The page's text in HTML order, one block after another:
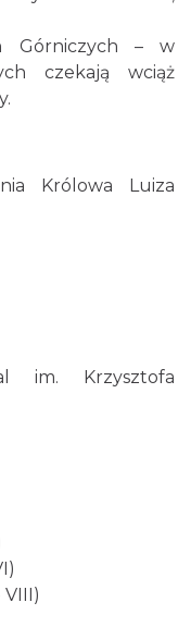
Górniczych – w
czekają wciąż
Królowa Luiza
im. Krzysztofa
VIII)